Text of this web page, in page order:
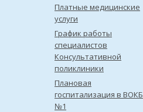
Платные медицинские
услуги
График работы
специалистов
Консультативной
поликлиники
Плановая
госпитализация в ВОКБ
№1